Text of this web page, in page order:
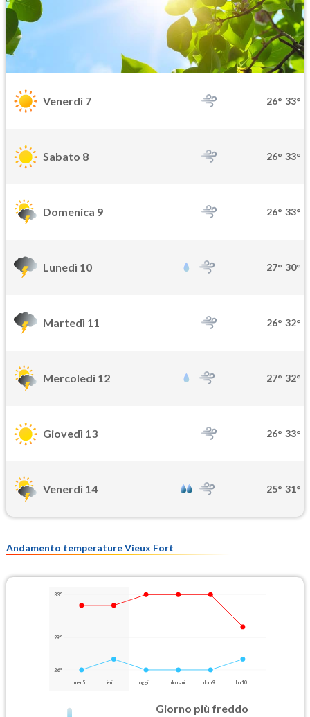
Venerdì 7 26° 33°
Sabato 8 26° 33°
Domenica 9 26° 33°
Lunedì 10 27° 30°
Martedì 11 26° 32°
Mercoledì 12 27° 32°
Giovedì 13 26° 33°
Venerdì 14 25° 31°
Andamento temperature Vieux Fort
33°
29°
26°
mer 5 ieri oggi domani dom 9 lun 10
Giorno più freddo